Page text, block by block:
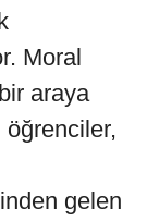
Moral
araya
gelen